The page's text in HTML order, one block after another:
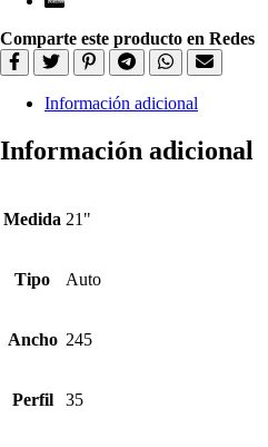
Comparte este producto en Redes
Información adicional
Información adicional
Medida 21"
Tipo Auto
Ancho 245
Perfil 35